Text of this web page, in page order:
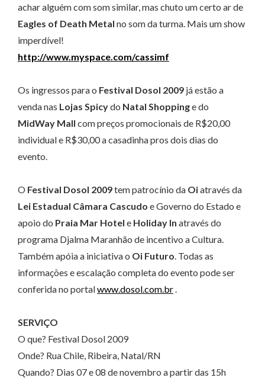
achar alguém com som similar, mas chuto um certo ar de
Eagles of Death Metal no som da turma. Mais um show
imperdível!
http://www.myspace.com/cassimf
Os ingressos para o Festival Dosol 2009 já estão a
venda nas Lojas Spicydo Natal Shoppinge do
MidWay Mall com preços promocionais de R$20,00
individual e R$30,00 a casadinha pros dois dias do
evento.
O Festival Dosol 2009tem patrocínio da Oiatravés da
Lei Estadual Câmara Cascudo e Governo do Estado e
apoio do Praia Mar Hotel e Holiday In através do
programa Djalma Maranhão de incentivo a Cultura.
Também apóia a iniciativa o Oi Futuro. Todas as
informações e escalação completa do evento pode ser
conferida no portalwww.dosol.com.br.
SERVIÇO
O que? Festival Dosol 2009
Onde? Rua Chile, Ribeira, Natal/RN
Quando? Dias 07 e 08 de novembro a partir das 15h